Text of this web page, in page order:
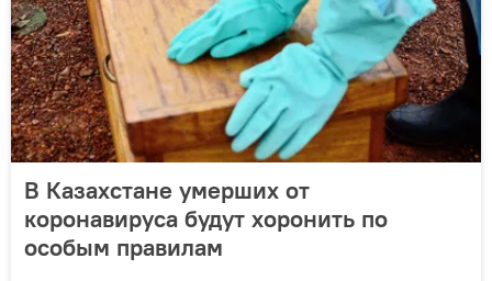
В Казахстане умерших от
коронавируса будут хоронить по
особым правилам